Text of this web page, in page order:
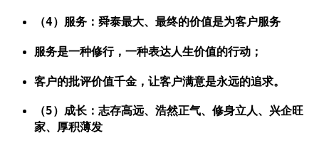
（4）服务：舜泰最大、最终的价值是为客户服务
服务是一种修行，一种表达人生价值的行动；
客户的批评价值千金，让客户满意是永远的追求。
（5）成长：志存高远、浩然正气、修身立人、兴企旺
家、厚积薄发